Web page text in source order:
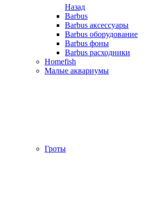
Назад
Barbus
Barbus аксессуары
Barbus оборудование
Barbus фоны
Barbus расходники
Homefish
Малые аквариумы
Гроты